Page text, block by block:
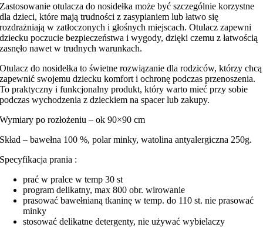
Zastosowanie otulacza do nosidełka może być szczególnie korzystne
dla dzieci, które mają trudności z zasypianiem lub łatwo się
rozdrażniają w zatłoczonych i głośnych miejscach. Otulacz zapewni
dziecku poczucie bezpieczeństwa i wygody, dzięki czemu z łatwością
zasnęło nawet w trudnych warunkach.
Otulacz do nosidełka to świetne rozwiązanie dla rodziców, którzy chcą
zapewnić swojemu dziecku komfort i ochronę podczas przenoszenia.
To praktyczny i funkcjonalny produkt, który warto mieć przy sobie
podczas wychodzenia z dzieckiem na spacer lub zakupy.
Wymiary po rozłożeniu – ok 90×90 cm
Skład – bawełna 100 %, polar minky, watolina antyalergiczna 250g.
Specyfikacja prania :
prać w pralce w temp 30 st
program delikatny, max 800 obr. wirowanie
prasować bawełnianą tkaninę w temp. do 110 st. nie prasować
minky
stosować delikatne detergenty, nie używać wybielaczy